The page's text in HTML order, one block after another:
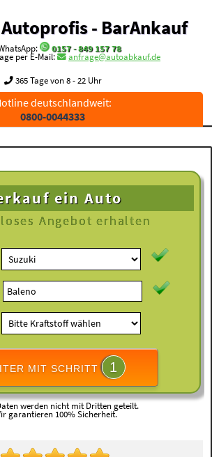
Autoprofis - BarAnkauf
0157 - 849 157 78
per E-Mail:
anfrage@autoabkauf.de
365 Tage von 8 - 22 Uhr
deutschlandweit:
0800-0044333
ein Auto
Angebot erhalten
MIT SCHRITT 1
werden nicht mit Dritten geteilt.
garantieren 100% Sicherheit.